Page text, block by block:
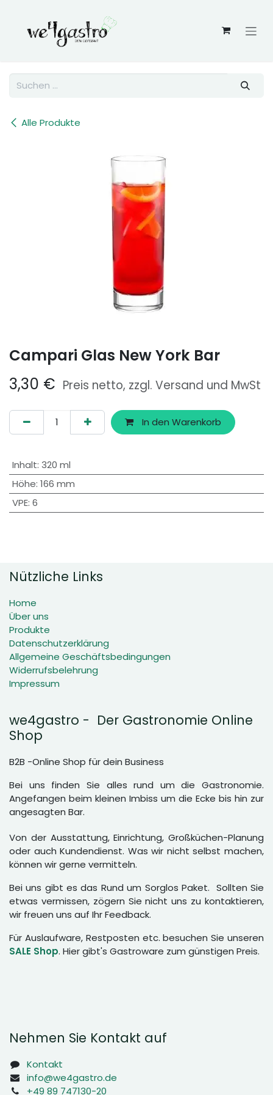
Alle Produkte
Campari Glas New York Bar
3,30 € Preis netto, zzgl. Versand und MwSt
In den Warenkorb
Inhalt: 320 ml
Höhe: 166 mm
VPE: 6
Nützliche Links
Home
Über uns
Produkte
Datenschutzerklärung
Allgemeine Geschäftsbedingungen
Widerrufsbelehrung
Impressum
we4gastro - Der Gastronomie Online
Shop
B2B -Online Shop für dein Business
Bei uns finden Sie alles rund um die Gastronomie.
Angefangen beim kleinen Imbiss um die Ecke bis hin zur
angesagten Bar.
Von der Ausstattung, Einrichtung, Großküchen-Planung
oder auch Kundendienst. Was wir nicht selbst machen,
können wir gerne vermitteln.
Bei uns gibt es das Rund um Sorglos Paket. Sollten Sie
etwas vermissen, zögern Sie nicht uns zu kontaktieren,
wir freuen uns auf Ihr Feedback.
Für Auslaufware, Restposten etc. besuchen Sie unseren
SALE Shop. Hier gibt's Gastroware zum günstigen Preis.
Nehmen Sie Kontakt auf
Kontakt
info@we4gastro.de
+49 89 747130-20